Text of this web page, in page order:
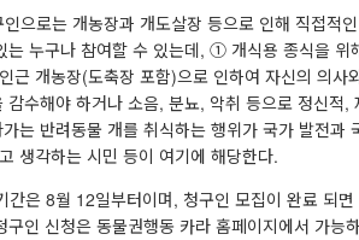
으로는 개농장과 개도살장 등으로 인해 직접적
는 누구나 참여할 수 있는데, ① 개식용 종식을 위
근 개농장(도축장 포함)으로 인하여 자신의 의사
감수해야 하거나 소음, 분뇨, 악취 등으로 정신
는 반려동물 개를 취식하는 행위가 국가 발전과
생각하는 시민 등이 여기에 해당한다.
은 8월 12일부터이며, 청구인 모집이 완료 되
구인 신청은 동물권행동 카라 홈페이지에서 가능